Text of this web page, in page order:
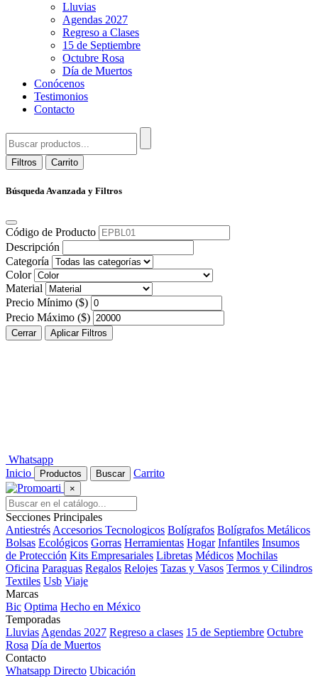
Lluvias
Agendas 2027
Regreso a Clases
15 de Septiembre
Octubre Rosa
Día de Muertos
Conócenos
Testimonios
Contacto
Filtros Carrito
Búsqueda Avanzada y Filtros
Código de Producto
Descripción
Categoría
Color
Material
Precio Mínimo ($)
Precio Máximo ($)
Cerrar Aplicar Filtros
Whatsapp
Inicio
Productos Buscar Carrito
×
Secciones Principales
Antiestrés Accesorios Tecnologicos Bolígrafos Bolígrafos Metálicos
Bolsas Ecológicos Gorras Herramientas Hogar Infantiles Insumos
de Protección Kits Empresariales Libretas Médicos Mochilas
Oficina Paraguas Regalos Relojes Tazas y Vasos Termos y Cilindros
Textiles Usb Viaje
Marcas
Bic Optima Hecho en México
Temporadas
Lluvias Agendas 2027 Regreso a clases 15 de Septiembre Octubre
Rosa Día de Muertos
Contacto
Whatsapp Directo Ubicación